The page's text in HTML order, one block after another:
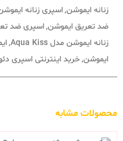
زنانه ایموشن,اسپری زنانه
ضد تعریق ایموشن,اسپری ضد
زنانه ایموشن مدل Aqua Kiss
,
ایموشن,خرید اینترنتی اسپری
محصولات مشابه